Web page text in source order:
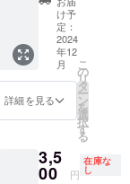
願い致
しま
す。 ご
自分の
お好き
な香り
などに
アレン
ジして
300ml
の
ト 送
料・税
け予
定：
2024
年12
月
詳細を見る
こ
の
リ
タ
ー
ン
を
選
択
す
る
3,5
00 円
在庫な
し